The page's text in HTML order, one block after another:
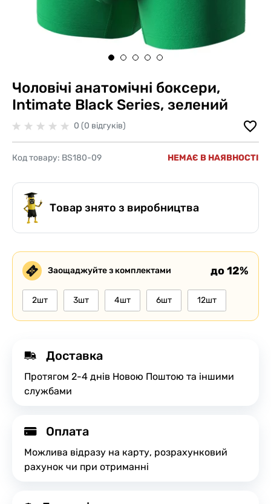
Чоловічі анатомічні боксери,
Intimate Black Series, зелений
0 (0 відгуків)
Код товару: BS180-09 НЕМАЄ В НАЯВНОСТІ
Товар знято з виробництва
Заощаджуйте з комплектами до 12%
2шт 3шт 4шт 6шт 12шт
Доставка
Протягом 2-4 днів Новою Поштою та іншими
службами
Оплата
Можлива відразу на карту, розрахунковий
рахунок чи при отриманні